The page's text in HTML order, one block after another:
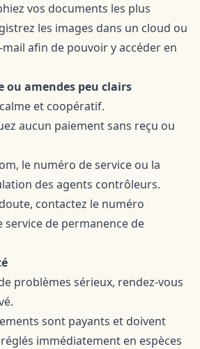
vos documents les plus
les images dans un cloud ou
afin de pouvoir y accéder en
ou amendes peu clairs
et coopératif.
aucun paiement sans reçu ou
le numéro de service ou la
des agents contrôleurs.
contactez le numéro
service de permanence de
problèmes sérieux, rendez-vous
sont payants et doivent
immédiatement en espèces